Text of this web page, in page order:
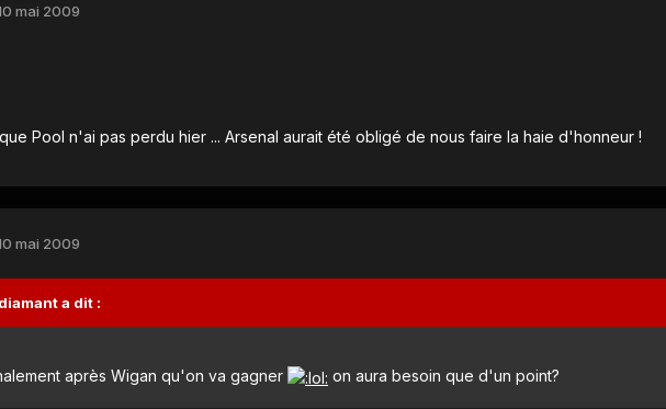
mai 2009
Pool n'ai pas perdu hier ... Arsenal aurait été obligé de nous faire la haie d'honneur !
mai 2009
a dit :
après Wigan qu'on va gagner
on aura besoin que d'un point?